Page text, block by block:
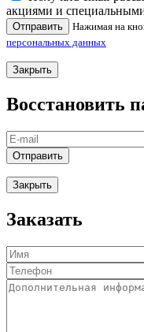
акциями и
Отправить Нажимая на
персональных данных
Закрыть
Восстановить
Отправить
Закрыть
Заказать